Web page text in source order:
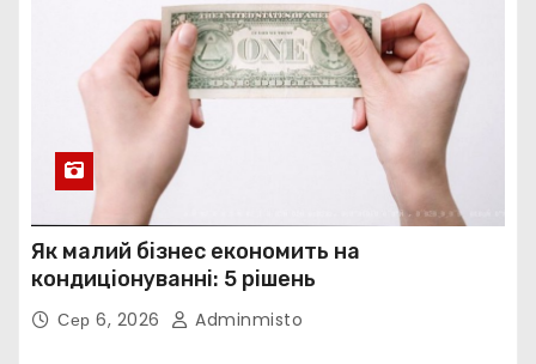
Як малий бізнес економить на
кондиціонуванні: 5 рішень
Сер 6, 2026 Adminmisto